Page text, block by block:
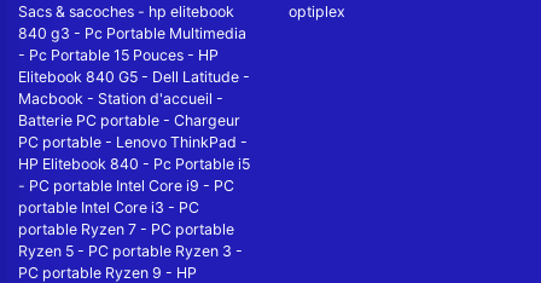
Sacs & sacoches - hp elitebook
840 g3 - Pc Portable Multimedia
- Pc Portable 15 Pouces - HP
Elitebook 840 G5 - Dell Latitude -
Macbook - Station d'accueil -
Batterie PC portable - Chargeur
PC portable - Lenovo ThinkPad -
HP Elitebook 840 - Pc Portable i5
- PC portable Intel Core i9 - PC
portable Intel Core i3 - PC
portable Ryzen 7 - PC portable
Ryzen 5 - PC portable Ryzen 3 -
PC portable Ryzen 9 - HP
optiplex